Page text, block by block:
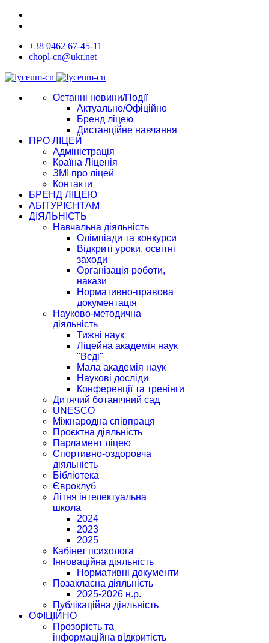
+38 0462 67-45-11
chopl-cn@ukr.net
Останні новини/Події
Актуально/Офіційно
Бренд ліцею
Дистанційне навчання
ПРО ЛІЦЕЙ
Адміністрація
Країна Ліценія
ЗМІ про ліцей
Контакти
БРЕНД ЛІЦЕЮ
АБІТУРІЄНТАМ
ДІЯЛЬНІСТЬ
Навчальна діяльність
Олімпіади та конкурси
Відкриті уроки, освітні
заходи
Організація роботи,
накази
Нормативно-правова
документація
Науково-методична
діяльність
Тижні наук
Ліцейна академія наук
"Вєді"
Мала академія наук
Наукові досліди
Конференції та тренінги
Дитячий ботанічний сад
UNESCO
Міжнародна співпраця
Проєктна діяльність
Парламент ліцею
Спортивно-оздоровча
діяльність
Бібліотека
Євроклуб
Літня інтелектуальна
школа
2024
2023
2025
Кабінет психолога
Інноваційна діяльність
Нормативні документи
Позакласна діяльність
2025-2026 н.р.
Публікаційна діяльність
ОФІЦІЙНО
Прозорість та
інформаційна відкритість